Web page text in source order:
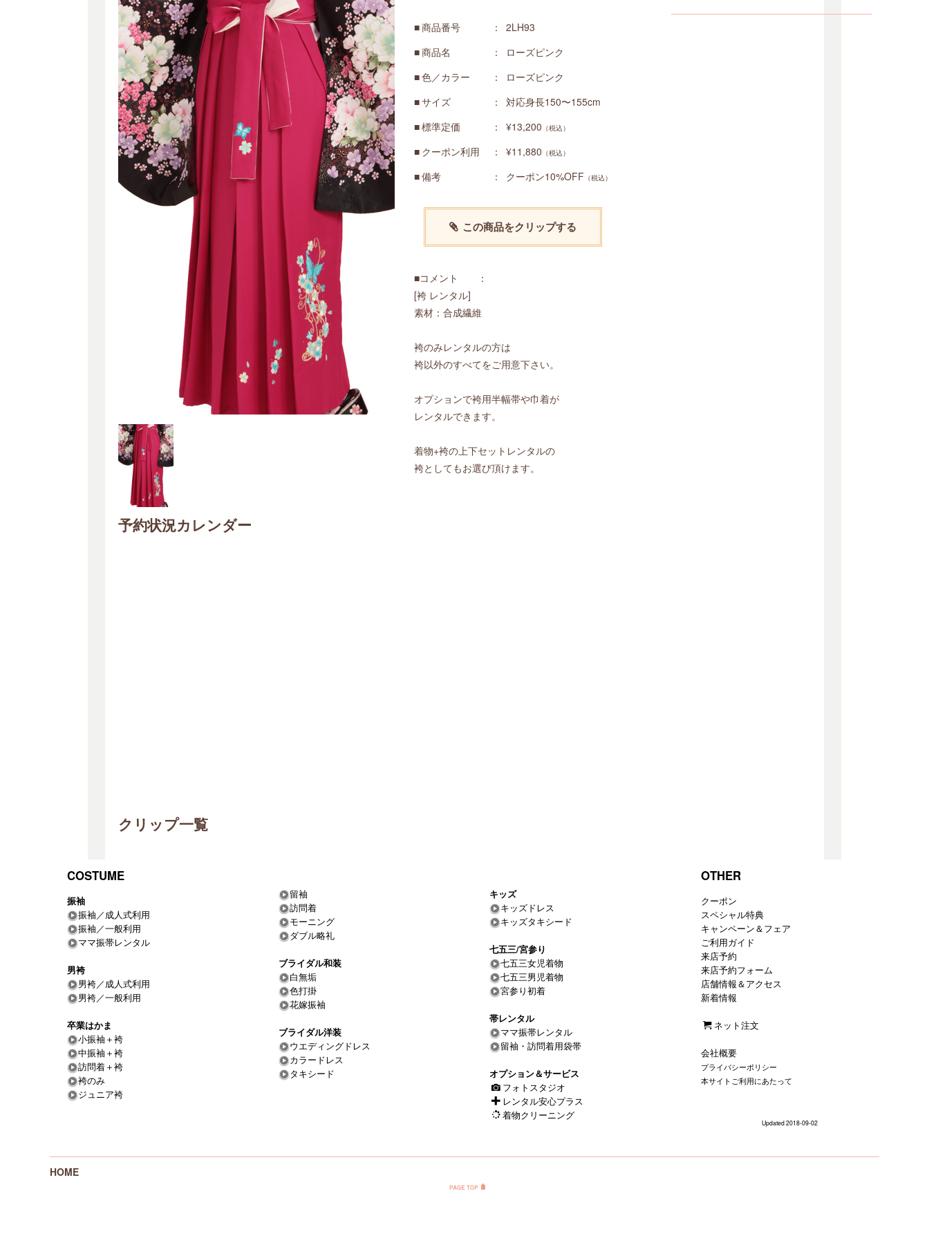
商品番号
2LH93
商品名
ローズピンク
色／カラー
ローズピンク
サイズ
対応身長150〜155cm
標準定価
¥13,200 （税込）
クーポン利用 ¥11,880 （税込）
備考 クーポン10%OFF （税込）
この商品をクリップする
■コメント ：
[袴 レンタル]
素材：合成繊維
袴のみレンタルの方は
袴以外のすべてをご用意下さい。
オプションで袴用半幅帯や巾着が
レンタルできます。
着物+袴の上下セットレンタルの
袴としてもお選び頂けます。
予約状況カレンダー
クリップ一覧
COSTUME
振袖
振袖／成人式利用
振袖／一般利用
ママ振帯レンタル
男袴
男袴／成人式利用
男袴／一般利用
卒業はかま
小振袖＋袴
中振袖＋袴
訪問着＋袴
袴のみ
ジュニア袴
留袖
訪問着
モーニング
ダブル略礼
ブライダル和装
白無垢
色打掛
花嫁振袖
ブライダル洋装
ウエディングドレス
カラードレス
タキシード
キッズ
キッズドレス
キッズタキシード
七五三/宮参り
七五三女児着物
七五三男児着物
宮参り初着
帯レンタル
ママ振帯レンタル
留袖・訪問着用袋帯
オプション＆サービス
フォトスタジオ
レンタル安心プラス
着物クリーニング
OTHER
クーポン
スペシャル特典
キャンペーン＆フェア
ご利用ガイド
来店予約
来店予約フォーム
店舗情報＆アクセス
新着情報
ネット注文
会社概要
プライバシーポリシー
本サイトご利用にあたって
Updated 2018-09-02
HOME